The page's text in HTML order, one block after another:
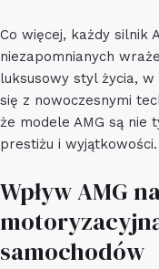
Co więcej, każdy silnik
niezapomnianych
luksusowy styl życia,
się z nowoczesnymi
że modele AMG są nie
prestiżu i wyjątkowości.
Wpływ AMG
samochodów